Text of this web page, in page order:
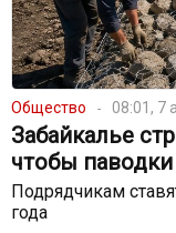
Общество 08:01, 7
Забайкалье
чтобы паводки
Подрядчикам
года